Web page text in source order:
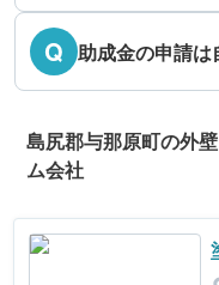
Q 助成金の申請は
島尻郡与那原町の外
ム会社